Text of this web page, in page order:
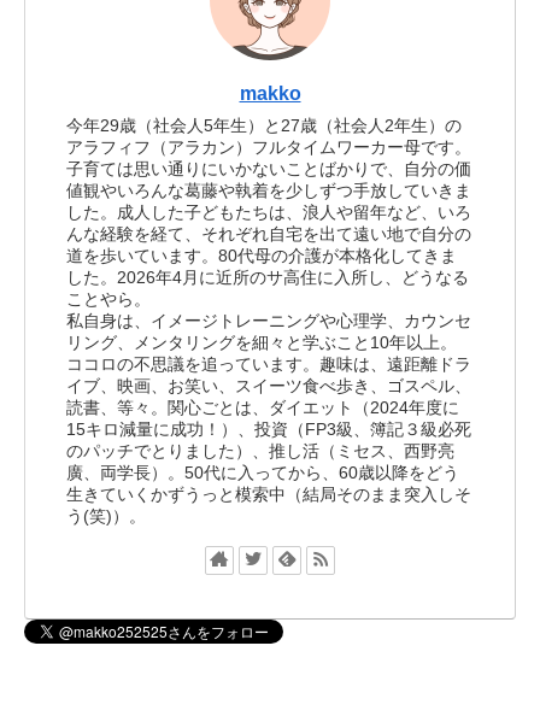
makko
今年29歳（社会人5年生）と27歳（社会人2年生）の
アラフィフ（アラカン）フルタイムワーカー母です。
子育ては思い通りにいかないことばかりで、自分の価
値観やいろんな葛藤や執着を少しずつ手放していきま
した。成人した子どもたちは、浪人や留年など、いろ
んな経験を経て、それぞれ自宅を出て遠い地で自分の
道を歩いています。80代母の介護が本格化してきま
した。2026年4月に近所のサ高住に入所し、どうなる
ことやら。
私自身は、イメージトレーニングや心理学、カウンセ
リング、メンタリングを細々と学ぶこと10年以上。
ココロの不思議を追っています。趣味は、遠距離ドラ
イブ、映画、お笑い、スイーツ食べ歩き、ゴスペル、
読書、等々。関心ごとは、ダイエット（2024年度に
15キロ減量に成功！）、投資（FP3級、簿記３級必死
のパッチでとりました）、推し活（ミセス、西野亮
廣、両学長）。50代に入ってから、60歳以降をどう
生きていくかずうっと模索中（結局そのまま突入しそ
う(笑)）。